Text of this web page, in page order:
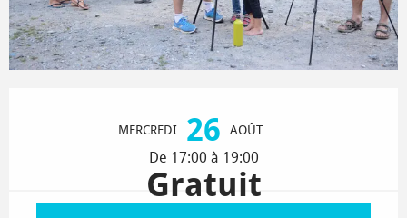
MERCREDI 26 AOÛT
De 17:00 à 19:00
Gratuit